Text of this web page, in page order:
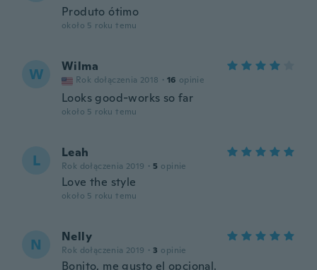
Produto ótimo
około 5 roku temu
W Wilma
Rok dołączenia 2018 · 16 opinie
Looks good-works so far
około 5 roku temu
L Leah
Rok dołączenia 2019 · 5 opinie
Love the style
około 5 roku temu
N Nelly
Rok dołączenia 2019 · 3 opinie
Bonito, me gusto el opcional.